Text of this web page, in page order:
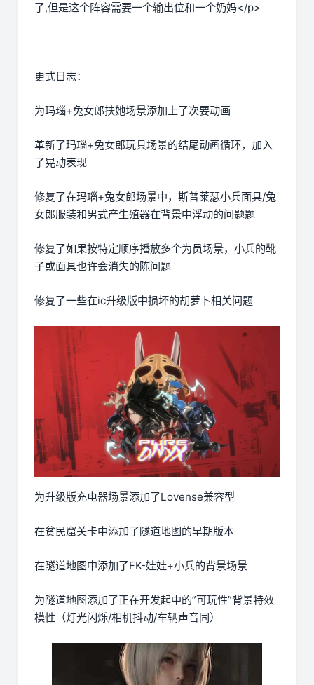
了,但是这个阵容需要一个输出位和一个奶妈</p>
更式日志：
为玛瑙+兔女郎扶她场景添加上了次要动画
革新了玛瑙+兔女郎玩具场景的结尾动画循环，加入
了晃动表现
修复了在玛瑙+兔女郎场景中，斯普莱瑟小兵面具/兔
女郎服装和男式产生殖器在背景中浮动的问题题
修复了如果按特定顺序播放多个为员场景，小兵的靴
子或面具也许会消失的陈问题
修复了一些在ic升级版中损坏的胡萝卜相关问题
为升级版充电器场景添加了Lovense兼容型
在贫民窟关卡中添加了隧道地图的早期版本
在隧道地图中添加了FK-娃娃+小兵的背景场景
为隧道地图添加了正在开发起中的”可玩性”背景特效
模性（灯光闪烁/相机抖动/车辆声音同）